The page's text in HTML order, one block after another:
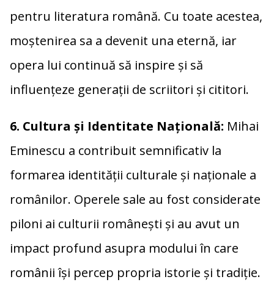
pentru literatura română. Cu toate acestea,
moștenirea sa a devenit una eternă, iar
opera lui continuă să inspire și să
influențeze generații de scriitori și cititori.
6. Cultura și Identitate Națională: Mihai
Eminescu a contribuit semnificativ la
formarea identității culturale și naționale a
românilor. Operele sale au fost considerate
piloni ai culturii românești și au avut un
impact profund asupra modului în care
românii își percep propria istorie și tradiție.